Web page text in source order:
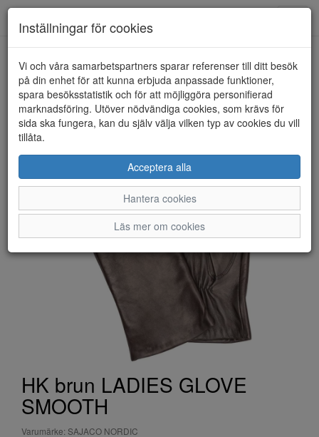
HEM SAJACO NORDIC
HK brun LADIES GLOVE
SMOOTH
Varumärke: SAJACO NORDIC
Inställningar för cookies
Vi och våra samarbetspartners sparar referenser till ditt besök
på din enhet för att kunna erbjuda anpassade funktioner,
spara besöksstatistik och för att möjliggöra personifierad
marknadsföring. Utöver nödvändiga cookies, som krävs för
sida ska fungera, kan du själv välja vilken typ av cookies du vill
tillåta.
Acceptera alla
Hantera cookies
Läs mer om cookies